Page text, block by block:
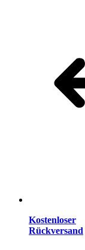
Kostenloser
Rückversand